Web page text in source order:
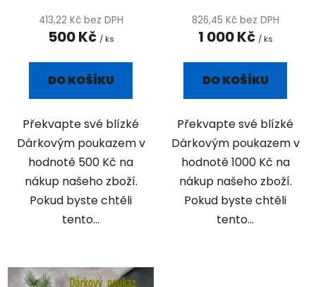
413,22 Kč bez DPH
500 Kč / ks
DO KOŠÍKU
Překvapte své blízké
Dárkovým poukazem v
hodnotě 500 Kč na
nákup našeho zboží.
Pokud byste chtěli
tento...
826,45 Kč bez DPH
1 000 Kč / ks
DO KOŠÍKU
Překvapte své blízké
Dárkovým poukazem v
hodnotě 1000 Kč na
nákup našeho zboží.
Pokud byste chtěli
tento...